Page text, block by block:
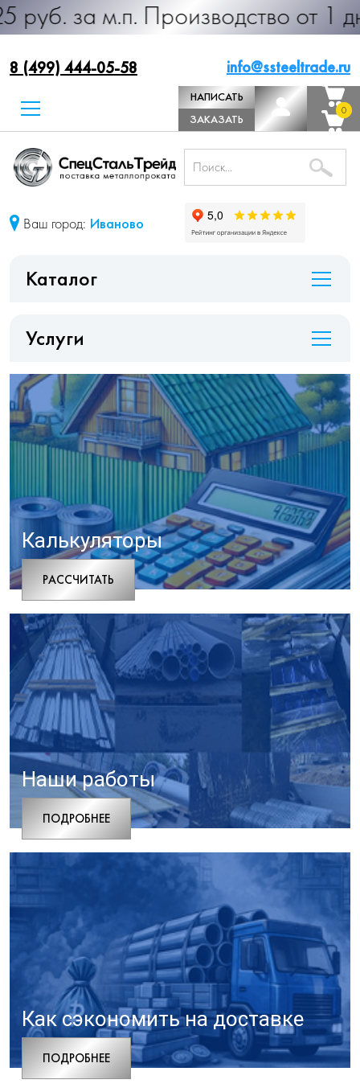
Производство от 1 дня! >
8 (499) 444-05-58 info@ssteeltrade.ru
НАПИСАТЬ
ДИРЕКТОРУ
ЗАКАЗАТЬ
ЗВОНОК
0
0
Ваш город: Иваново
Каталог
Услуги
Калькуляторы
РАCСЧИТАТЬ
Наши работы
ПОДРОБНЕЕ
Как сэкономить на доставке
ПОДРОБНЕЕ